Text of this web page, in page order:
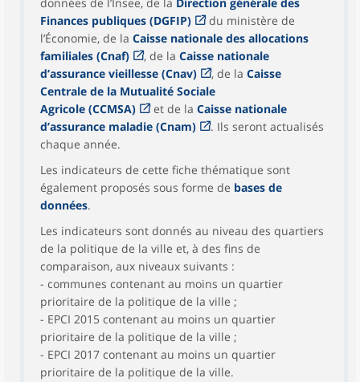
Finances publiques (DGFIP)
du ministère de
l’Économie, de la Caisse nationale des allocations
familiales (Cnaf)
, de la Caisse nationale
d’assurance vieillesse (Cnav)
, de la Caisse
Centrale de la Mutualité Sociale
Agricole (CCMSA)
et de la Caisse nationale
d’assurance maladie (Cnam)
. Ils seront actualisés
chaque année.
Les indicateurs de cette fiche thématique sont
également proposés sous forme de bases de
données.
Les indicateurs sont donnés au niveau des quartiers
de la politique de la ville et, à des fins de
comparaison, aux niveaux suivants :
- communes contenant au moins un quartier
prioritaire de la politique de la ville ;
- EPCI 2015 contenant au moins un quartier
prioritaire de la politique de la ville ;
- EPCI 2017 contenant au moins un quartier
prioritaire de la politique de la ville.